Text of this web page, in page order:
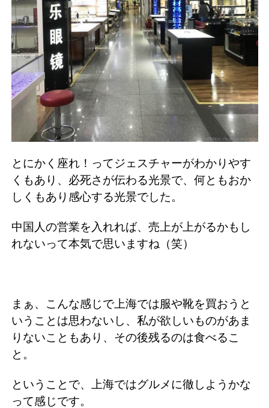
とにかく座れ！ってジェスチャーがわかりやす
くもあり、必死さが伝わる光景で、何ともおか
しくもあり感心する光景でした。
中国人の営業を入れれば、売上が上がるかもし
れないって本気で思いますね（笑）
まぁ、こんな感じで上海では服や靴を買おうと
いうことは思わないし、私が欲しいものがあま
りないこともあり、その後残るのは食べるこ
と。
ということで、上海ではグルメに徹しようかな
って感じです。